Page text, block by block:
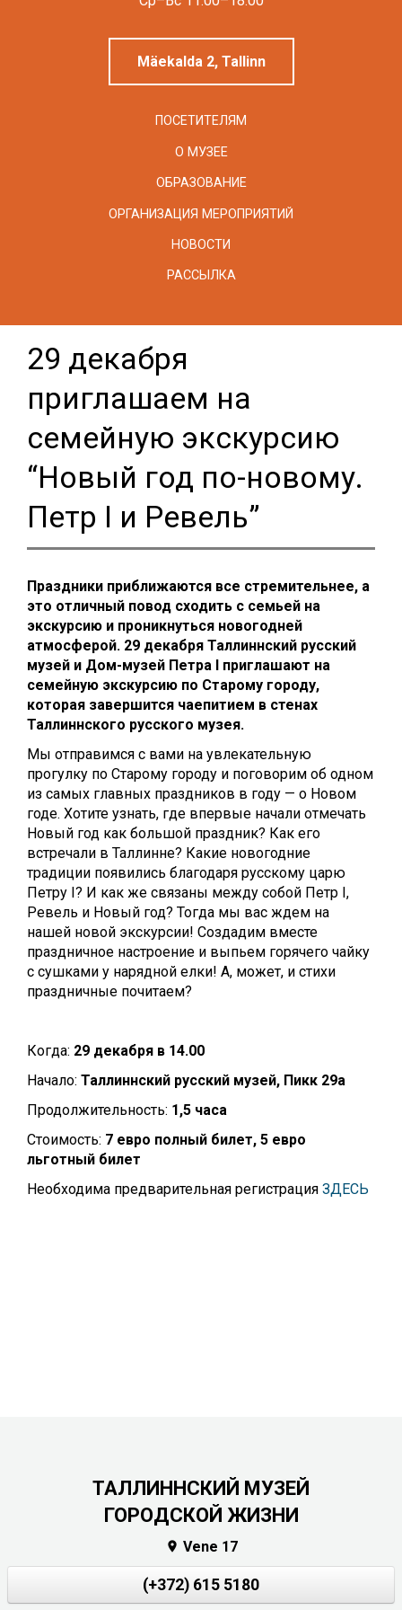
Mäekalda 2, Tallinn
ПОСЕТИТЕЛЯМ
О МУЗЕЕ
ОБРАЗОВАНИЕ
ОРГАНИЗАЦИЯ МЕРОПРИЯТИЙ
НОВОСТИ
РАССЫЛКА
29 декабря
приглашаем на
семейную экскурсию
“Новый год по-новому.
Петр I и Ревель”
Праздники приближаются все стремительнее, а
это отличный повод сходить с семьей на
экскурсию и проникнуться новогодней
атмосферой. 29 декабря Таллиннский русский
музей и Дом-музей Петра I приглашают на
семейную экскурсию по Старому городу,
которая завершится чаепитием в стенах
Таллиннского русского музея.
Мы отправимся с вами на увлекательную
прогулку по Старому городу и поговорим об одном
из самых главных праздников в году — о Новом
годе. Хотите узнать, где впервые начали отмечать
Новый год как большой праздник? Как его
встречали в Таллинне? Какие новогодние
традиции появились благодаря русскому царю
Петру I? И как же связаны между собой Петр I,
Ревель и Новый год? Тогда мы вас ждем на
нашей новой экскурсии! Создадим вместе
праздничное настроение и выпьем горячего чайку
с сушками у нарядной елки! А, может, и стихи
праздничные почитаем?
Когда: 29 декабря в 14.00
Начало: Таллиннский русский музей, Пикк 29а
Продолжительность: 1,5 часа
Стоимость: 7 евро полный билет, 5 евро
льготный билет
Необходима предварительная регистрация ЗДЕСЬ
ТАЛЛИННСКИЙ МУЗЕЙ
ГОРОДСКОЙ ЖИЗНИ
 Vene 17
(+372) 615 5180